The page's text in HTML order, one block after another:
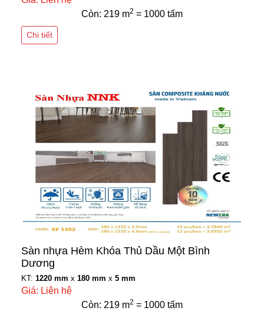
Còn: 219 m2 = 1000 tấm
Chi tiết
Sàn nhựa Hèm Khóa Thủ Dầu Một Bình
Dương
KT: 1220 mm x 180 mm x 5 mm
Giá: Liên hệ
Còn: 219 m2 = 1000 tấm